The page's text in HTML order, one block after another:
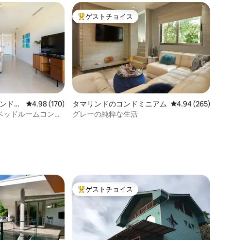
均評価
です。
ドミ
レビュー170件、5つ星中4.98つ星の平均評価
4.98 (170)
ドルームコンド
大好評のゲストチョイスです。
ゲストチョイス
タマリンドのコンドミニアム レビュー265件、5つ星
4.94 (265)
グレーの純粋な生活
です。 大好評のゲストチョイスです。
ゲストチョイス